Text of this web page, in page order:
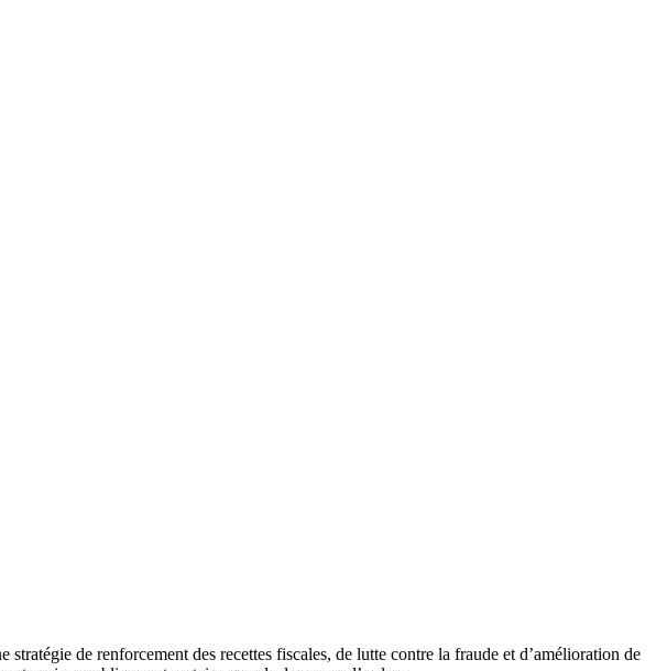
de renforcement des recettes fiscales, de lutte contre la fraude et d’amélioration de